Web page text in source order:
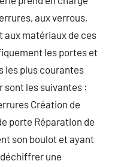
aux verrous,
aux matériaux de ces
les portes et
les plus courantes
sont les suivantes :
Création de
porte Réparation de
son boulot et ayant
une